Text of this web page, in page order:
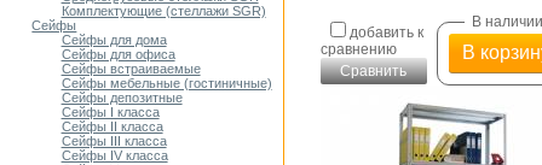
Комплектующие (стеллажи SGR)
Сейфы
Сейфы для дома
Сейфы для офиса
Сейфы встраиваемые
Сейфы мебельные (гостиничные)
Сейфы депозитные
Cейфы I класса
Сейфы II класса
Сейфы III класса
Сейфы IV класса
добавить к
сравнению
Сравнить
В наличии
В